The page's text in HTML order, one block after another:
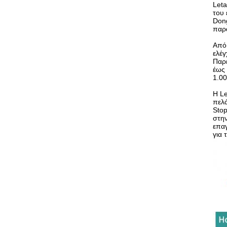
του
Από
έως
Η
για